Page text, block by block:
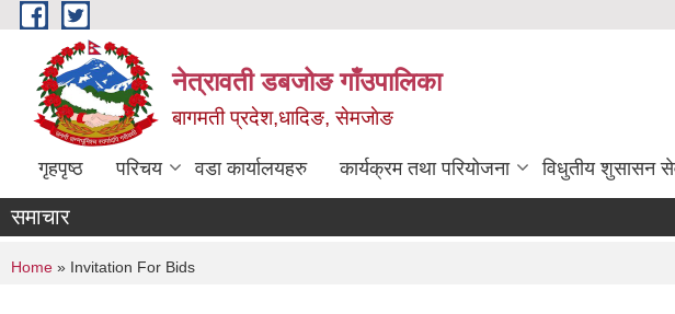
Skip to main content
नेत्रावती डबजोङ गाँउपालिका
बागमती प्रदेश,धादिङ, सेमजाेङ
गृहपृष्ठ परिचय वडा कार्यालयहरु कार्यक्रम तथा परियोजना विधुतीय शुसासन
समाचार
You are here
Home » Invitation For Bids